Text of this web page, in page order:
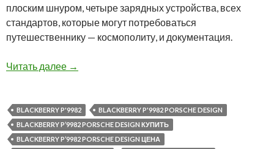
плоским шнуром, четыре зарядных устройства, всех
стандартов, которые могут потребоваться
путешественнику — космополиту, и документация.
Читать далее Обзор BlackBerry P’9982 Porsche Design
→
BLACKBERRY P'9982
BLACKBERRY P'9982 PORSCHE DESIGN
BLACKBERRY P’9982 PORSCHE DESIGN КУПИТЬ
BLACKBERRY P’9982 PORSCHE DESIGN ЦЕНА